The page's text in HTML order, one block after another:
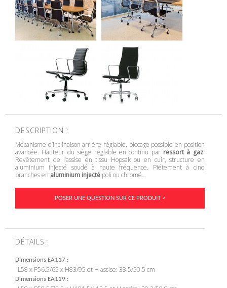
DESCRIPTION :
Mécanisme d’inclinaison arrière réglable, blocage possible en position
avancée. Hauteur du siège réglable en continu par ressort à gaz.
Revêtement de l’assise en tissu Hopsak ou en cuir, structure en
aluminium injecté soudé à haute fréquence. Piétement à cinq
branches en aluminium injecté poli ou chromé.
POSER UNE QUESTION SUR CE PRODUIT >
DÉTAILS :
Dimensions EA117
L58 x P56.5/65 x H83/95 et H assise: 38.5/50.5 cm
Dimensions EA119